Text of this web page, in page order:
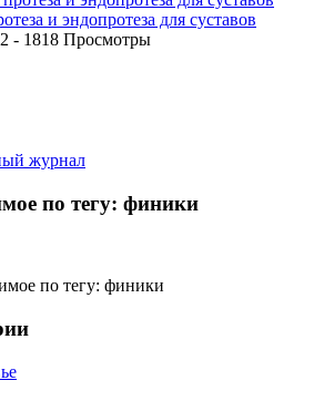
и эндопротеза для суставов
- 1818 Просмотры
по тегу: финики
по тегу: финики